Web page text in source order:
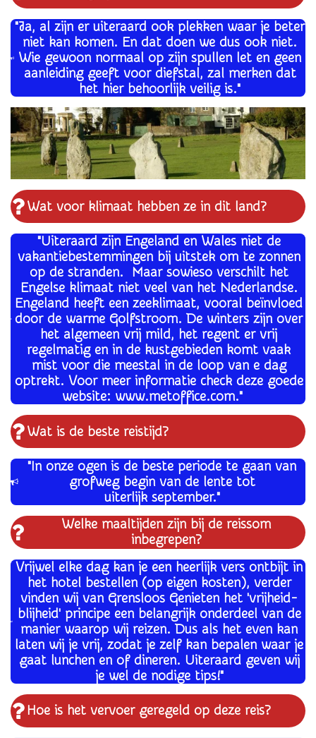
"Ja, al zijn er uiteraard ook plekken waar je beter
niet kan komen. En dat doen we dus ook niet.
Wie gewoon normaal op zijn spullen let en geen
aanleiding geeft voor diefstal, zal merken dat
het hier behoorlijk veilig is."
Wat voor klimaat hebben ze in dit land?
"Uiteraard zijn Engeland en Wales niet de
vakantiebestemmingen bij uitstek om te zonnen
op de stranden. Maar sowieso verschilt het
Engelse klimaat niet veel van het Nederlandse.
Engeland heeft een zeeklimaat, vooral beïnvloed
door de warme Golfstroom. De winters zijn over
het algemeen vrij mild, het regent er vrij
regelmatig en in de kustgebieden komt vaak
mist voor die meestal in de loop van e dag
optrekt. Voor meer informatie check deze goede
website: www.metoffice.com."
Wat is de beste reistijd?
"In onze ogen is de beste periode te gaan van
grofweg begin van de lente tot
uiterlijk september."
Welke maaltijden zijn bij de reissom
inbegrepen?
Vrijwel elke dag kan je een heerlijk vers ontbijt in
het hotel bestellen (op eigen kosten), verder
vinden wij van Grensloos Genieten het 'vrijheid-
blijheid' principe een belangrijk onderdeel van de
manier waarop wij reizen. Dus als het even kan
laten wij je vrij, zodat je zelf kan bepalen waar je
gaat lunchen en of dineren. Uiteraard geven wij
je wel de nodige tips!"
Hoe is het vervoer geregeld op deze reis?